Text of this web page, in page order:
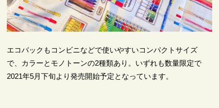
エコバックもコンビニなどで使いやすいコンパクトサイズ
で、カラーとモノトーンの2種類あり。いずれも数量限定で
2021年5月下旬より発売開始予定となっています。